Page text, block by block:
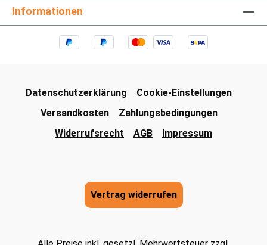
Informationen
Datenschutzerklärung
Cookie-Einstellungen
Versandkosten
Zahlungsbedingungen
Widerrufsrecht
AGB Impressum
Vertrag widerrufen